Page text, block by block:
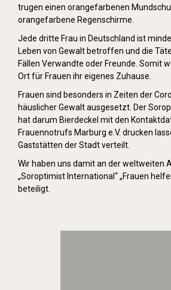
trugen einen orangefarbenen
orangefarbene Regenschirme.
Jede dritte Frau in Deutschland ist
Leben von Gewalt betroffen und die
Fällen Verwandte oder Freunde. Somit
Ort für Frauen ihr eigenes Zuhause.
Frauen sind besonders in Zeiten der
häuslicher Gewalt ausgesetzt. Der
hat darum Bierdeckel mit den
Frauennotrufs Marburg e.V. drucken
Gaststätten der Stadt verteilt.
Wir haben uns damit an der weltweiten
„Soroptimist International“ „Frauen
beteiligt.